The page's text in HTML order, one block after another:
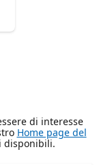
di interesse
Home page del
disponibili.